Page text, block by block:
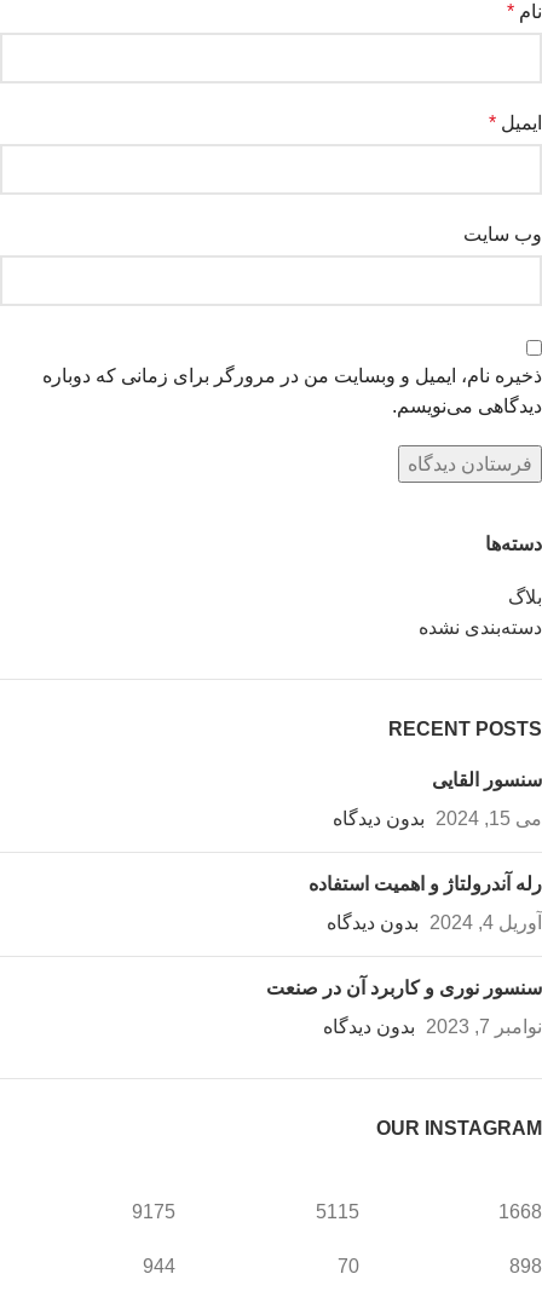
نام *
ایمیل *
وب‌ سایت
ذخیره نام، ایمیل و وبسایت من در مرورگر برای زمانی که دوباره
دیدگاهی می‌نویسم.
دسته‌ها
بلاگ
دسته‌بندی نشده
RECENT POSTS
سنسور القایی
می 15, 2024
بدون دیدگاه
رله آندرولتاژ و اهمیت استفاده
آوریل 4, 2024
بدون دیدگاه
سنسور نوری و کاربرد آن در صنعت
نوامبر 7, 2023
بدون دیدگاه
OUR INSTAGRAM
1668
898
5115
70
9175
944